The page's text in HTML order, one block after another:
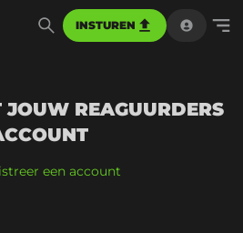
INSTUREN
JOUW REAGUURDERS
een account